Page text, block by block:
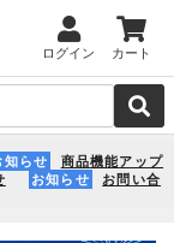
ログイン カート
知らせ
商品機能アップ
お知らせ
お問い合